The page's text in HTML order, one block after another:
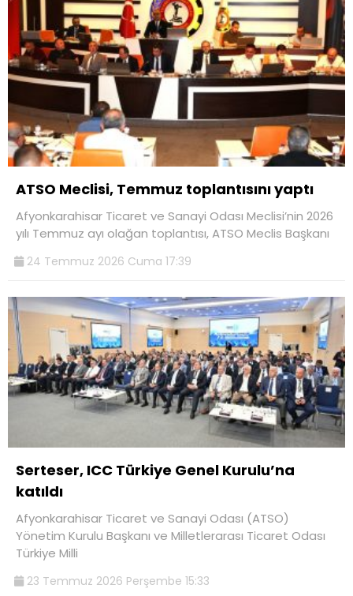
ATSO Meclisi, Temmuz toplantısını yaptı
Afyonkarahisar Ticaret ve Sanayi Odası Meclisi’nin 2026
yılı Temmuz ayı olağan toplantısı, ATSO Meclis Başkanı
24 Temmuz 2026 Cuma 17:39
Serteser, ICC Türkiye Genel Kurulu’na
katıldı
Afyonkarahisar Ticaret ve Sanayi Odası (ATSO)
Yönetim Kurulu Başkanı ve Milletlerarası Ticaret Odası
Türkiye Milli
23 Temmuz 2026 Perşembe 15:33